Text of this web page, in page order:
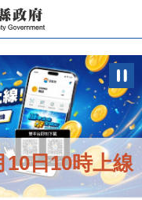
日起啟用